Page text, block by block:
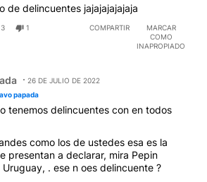
de delincuentes jajajajajajaja
3 1 COMPARTIR
MARCAR
COMO
INAPROPIADO
26 DE JULIO DE 2022
papada
tenemos delincuentes con en todos
como los de ustedes esa es la
presentan a declarar, mira Pepin
. ese n oes delincuente ?